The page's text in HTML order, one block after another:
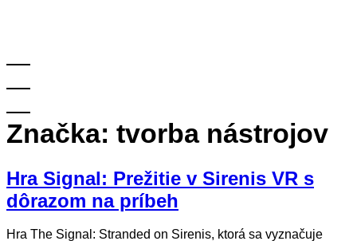
Značka: tvorba nástrojov
Hra Signal: Prežitie v Sirenis VR s
dôrazom na príbeh
Hra The Signal: Stranded on Sirenis, ktorá sa vyznačuje